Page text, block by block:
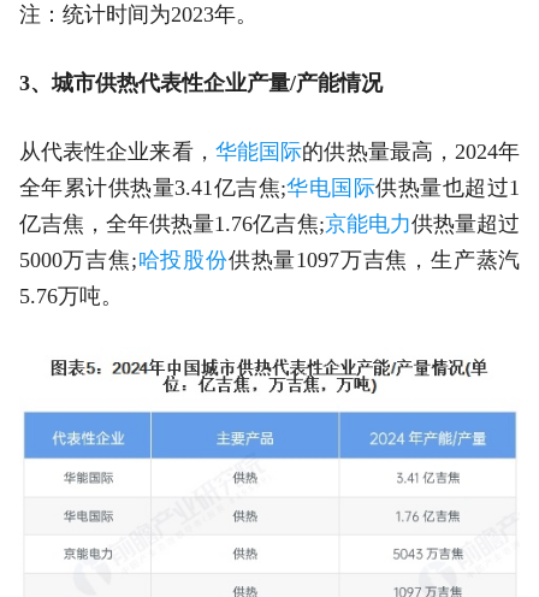
注：统计时间为2023年。
3、城市供热代表性企业产量/产能情况
从代表性企业来看， 华能国际的供热量最高，2024年
全年累计供热量3.41亿吉焦;华电国际供热量也超过1
亿吉焦，全年供热量1.76亿吉焦;京能电力供热量超过
5000万吉焦;哈投股份供热量1097万吉焦，生产蒸汽
5.76万吨。